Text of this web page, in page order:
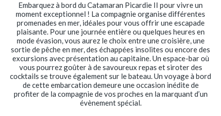
Embarquez à bord du Catamaran Picardie II pour vivre un
moment exceptionnel ! La compagnie organise différentes
promenades en mer, idéales pour vous offrir une escapade
plaisante. Pour une journée entière ou quelques heures en
mode évasion, vous aurez le choix entre une croisière, une
sortie de pêche en mer, des échappées insolites ou encore des
excursions avec présentation au capitaine. Un espace-bar où
vous pourrez goûter à de savoureux repas et siroter des
cocktails se trouve également sur le bateau. Un voyage à bord
de cette embarcation demeure une occasion inédite de
profiter de la compagnie de vos proches en la marquant d’un
évènement spécial.